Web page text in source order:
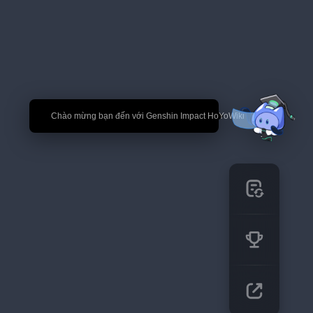
🎉 Chào mừng bạn đến với Genshin Impact HoYoWiki